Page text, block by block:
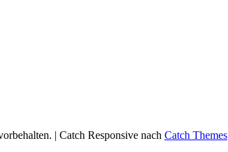
| Catch Responsive nach Catch Themes